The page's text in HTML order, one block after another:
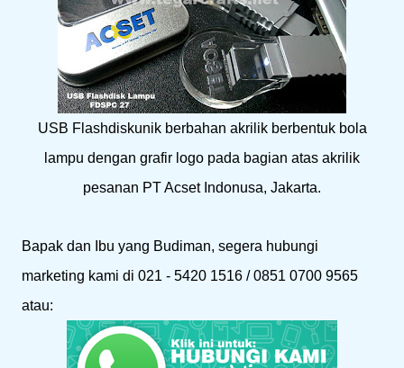
USB Flashdiskunik berbahan akrilik berbentuk bola
lampu dengan grafir logo pada bagian atas akrilik
pesanan PT Acset Indonusa, Jakarta.
Bapak dan Ibu yang Budiman, segera hubungi
marketing kami di 021 - 5420 1516 / 0851 0700 9565
atau: